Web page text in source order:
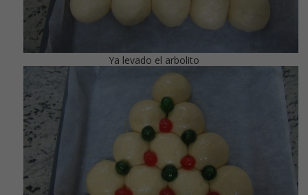
Ya levado el arbolito